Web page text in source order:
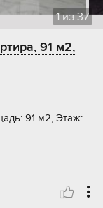
1из37
91 м2,
91 м2, Этаж: